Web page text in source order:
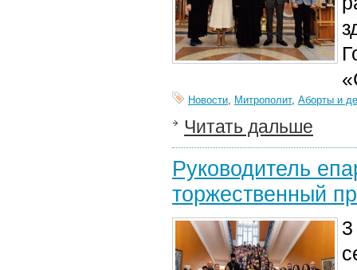
Новости, Митрополит, Аборты и
Читать дальше
Руководитель
торжественный